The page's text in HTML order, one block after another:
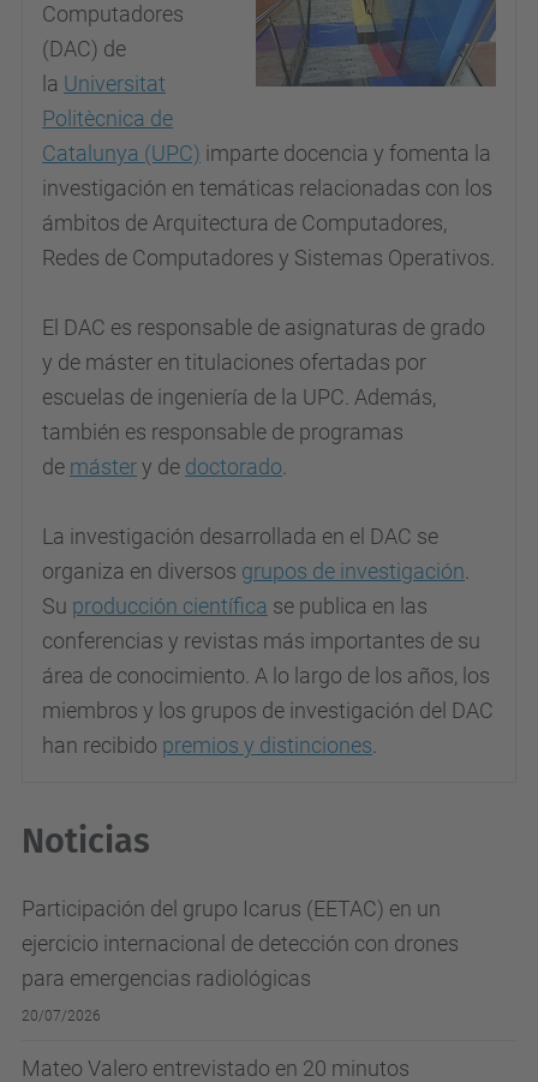
Computadores
(DAC) de
la Universitat
Politècnica de
Catalunya (UPC) imparte docencia y fomenta la
investigación en temáticas relacionadas con los
ámbitos de Arquitectura de Computadores,
Redes de Computadores y Sistemas Operativos.
El DAC es responsable de asignaturas de grado
y de máster en titulaciones ofertadas por
escuelas de ingeniería de la UPC. Además,
también es responsable de programas
de mástery de doctorado
La investigación desarrollada en el DAC se
organiza en diversos grupos de investigación
Su producción científica se publica en las
conferencias y revistas más importantes de su
área de conocimiento. A lo largo de los años, los
miembros y los grupos de investigación del DAC
han recibido premios y distinciones
Noticias
Participación del grupo Icarus (EETAC) en un
ejercicio internacional de detección con drones
para emergencias radiológicas
20/07/2026
Mateo Valero entrevistado en 20 minutos